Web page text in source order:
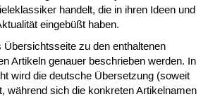
handelt, die in ihren Ideen und
eingebüßt haben.
Übersichtsseite zu den enthaltenen
Artikeln genauer beschrieben werden. In
wird die deutsche Übersetzung (soweit
während sich die konkreten Artikelnamen